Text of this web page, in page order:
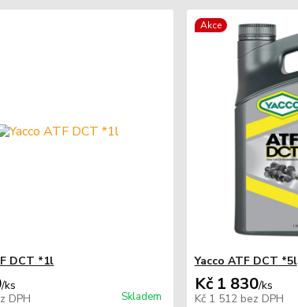
DCT *1l
/ks
DPH Skladem
Akce
Yacco ATF DCT *5l
Kč 1 830/ks
Kč 1 512 bez DPH